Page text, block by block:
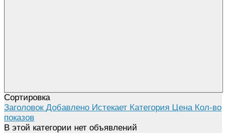
Сортировка
Заголовок Добавлено Истекает Категория Цена Кол-во
показов
В этой категории нет объявлений